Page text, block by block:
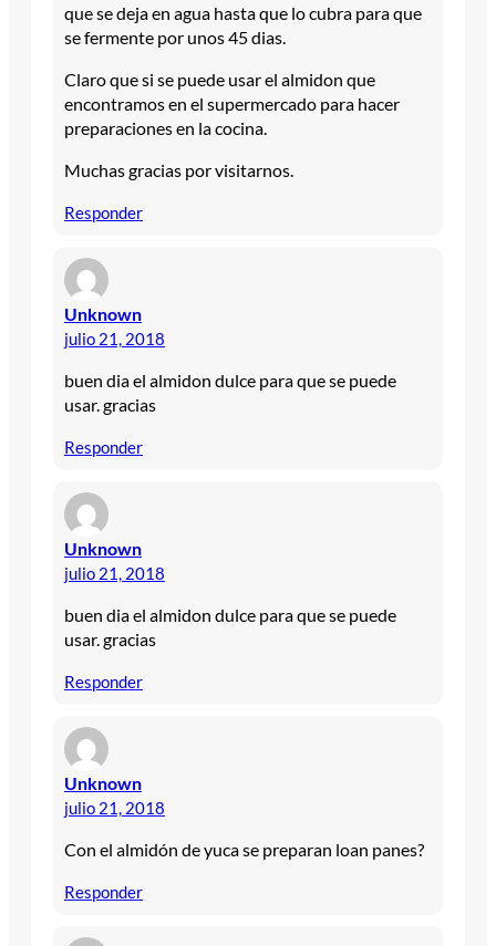
que se deja en agua hasta que lo cubra para que
se fermente por unos 45 dias.
Claro que si se puede usar el almidon que
encontramos en el supermercado para hacer
preparaciones en la cocina.
Muchas gracias por visitarnos.
Responder
Unknown
julio 21, 2018
buen dia el almidon dulce para que se puede
usar. gracias
Responder
Unknown
julio 21, 2018
buen dia el almidon dulce para que se puede
usar. gracias
Responder
Unknown
julio 21, 2018
Con el almidón de yuca se preparan loan panes?
Responder